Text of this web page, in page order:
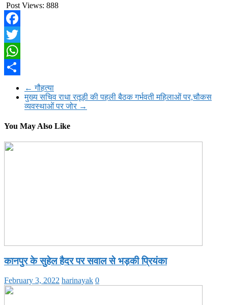
Post Views: 888
Facebook
Twitter
WhatsApp
← गौहत्या
मुख्य सचिव राधा रतूड़ी की पहली बैठक गर्भवती महिलाओं पर,चौकस
व्यवस्थाओं पर जोर →
You May Also Like
कानपुर के सुहेल हैदर पर सवाल से भड़की प्रियंका
February 3, 2022 harinayak 0